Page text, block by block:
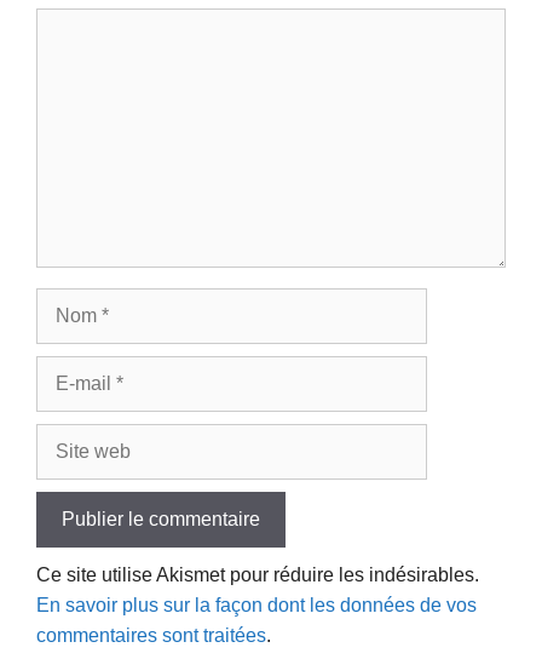
Ce site utilise Akismet pour réduire les indésirables.
En savoir plus sur la façon dont les données de vos
commentaires sont traitées.